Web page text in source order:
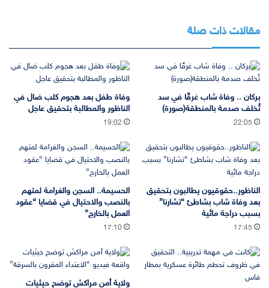
مقالات ذات صلة
بركان .. وفاة شاب غرقًا في سد
تُخلف صدمة بالمنطقة(صورة)
22:05
وفاة طفل بعد هجوم كلب ضال في
الناظور والمطالبة بتحقيق عاجل
19:02
الناظور..حقوقيون يطالبون بتحقيق
بعد وفاة شاب بشاطئ “تشارنا”
بسبب دراجة مائية
17:45
الحسيمة.. السجن والغرامة لمتهم
بالنصب والاحتيال في قضايا “عقود
العمل بالخارج”
17:10
ولاية أمن مراكش توضح حيثيات